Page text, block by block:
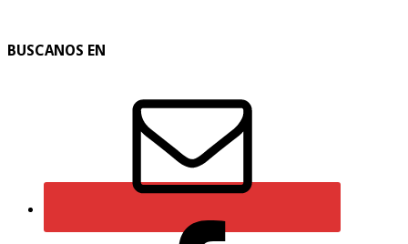
BUSCANOS EN